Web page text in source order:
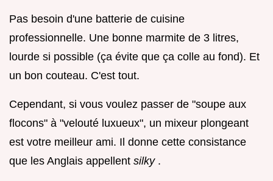
Pas besoin d'une batterie de cuisine
professionnelle. Une bonne marmite de 3 litres,
lourde si possible (ça évite que ça colle au fond). Et
un bon couteau. C'est tout.
Cependant, si vous voulez passer de "soupe aux
flocons" à "velouté luxueux", un mixeur plongeant
est votre meilleur ami. Il donne cette consistance
que les Anglais appellent silky .